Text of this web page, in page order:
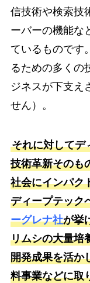
信技術や検索技
ーバーの機能な
ているものです
るための多くの
ジネスが下支え
せん）。
それに対してデ
技術革新そのも
社会にインパク
ディープテック
ーグレナ社が挙
リムシの大量培
開発成果を活か
料事業などに取